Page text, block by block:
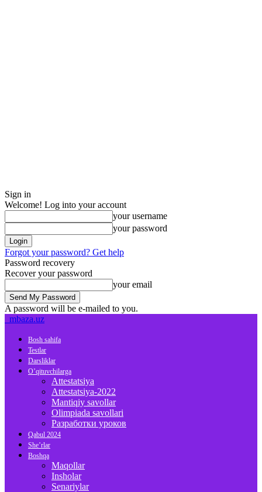
Sign in
Welcome! Log into your account
your username
your password
Forgot your password? Get help
Password recovery
Recover your password
your email
A password will be e-mailed to you.
mbaza.uz
Bosh sahifa
Testlar
Darsliklar
O’qituvchilarga
Attestatsiya
Attestatsiya-2022
Mantiqiy savollar
Olimpiada savollari
Разработки уроков
Qabul 2024
She’rlar
Boshqa
Maqollar
Insholar
Senariylar